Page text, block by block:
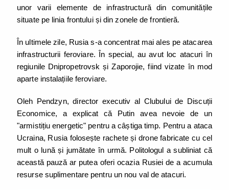
unor varii elemente de infrastructură din comunitățile
situate pe linia frontului și din zonele de frontieră.
În ultimele zile, Rusia s-a concentrat mai ales pe atacarea
infrastructurii feroviare. În special, au avut loc atacuri în
regiunile Dnipropetrovsk și Zaporojie, fiind vizate în mod
aparte instalațiile feroviare.
Oleh Pendzyn, director executiv al Clubului de Discuții
Economice, a explicat că Putin avea nevoie de un
"armistițiu energetic" pentru a câștiga timp. Pentru a ataca
Ucraina, Rusia folosește rachete și drone fabricate cu cel
mult o lună și jumătate în urmă. Politologul a subliniat că
această pauză ar putea oferi ocazia Rusiei de a acumula
resurse suplimentare pentru un nou val de atacuri.